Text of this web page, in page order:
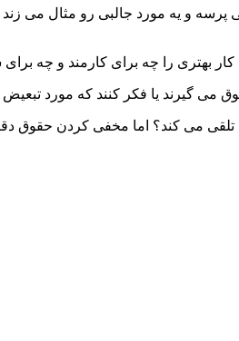
و یه مورد جالبی رو مثال می زند
را چه برای کارمند و چه برای
می گیرند یا فکر کنند که مورد
می کند؟ اما مخفی کردن حقوق